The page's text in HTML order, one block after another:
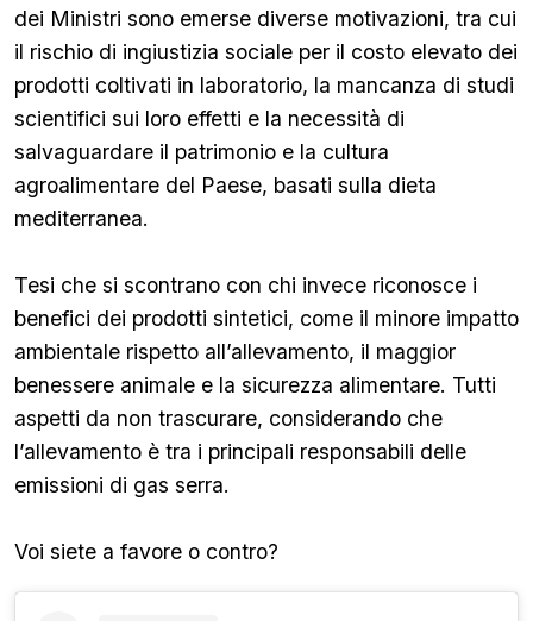
dei Ministri sono emerse diverse motivazioni, tra cui
il rischio di ingiustizia sociale per il costo elevato dei
prodotti coltivati in laboratorio, la mancanza di studi
scientifici sui loro effetti e la necessità di
salvaguardare il patrimonio e la cultura
agroalimentare del Paese, basati sulla dieta
mediterranea.
Tesi che si scontrano con chi invece riconosce i
benefici dei prodotti sintetici, come il minore impatto
ambientale rispetto all’allevamento, il maggior
benessere animale e la sicurezza alimentare. Tutti
aspetti da non trascurare, considerando che
l’allevamento è tra i principali responsabili delle
emissioni di gas serra.
Voi siete a favore o contro?